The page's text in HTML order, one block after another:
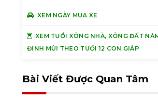
XEM NGÀY MUA XE
XEM TUỔI XÔNG NHÀ, XÔNG ĐẤT
ĐINH MÙI THEO TUỔI 12 CON GIÁP
Bài Viết Được Quan Tâm